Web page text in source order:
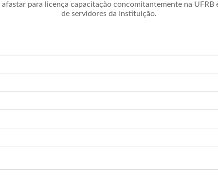
para licença capacitação concomitantemente na
de servidores da Instituição.